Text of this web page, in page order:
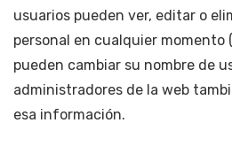
usuarios pueden ver, editar o
personal en cualquier momento
pueden cambiar su nombre de
administradores de la web
esa información.